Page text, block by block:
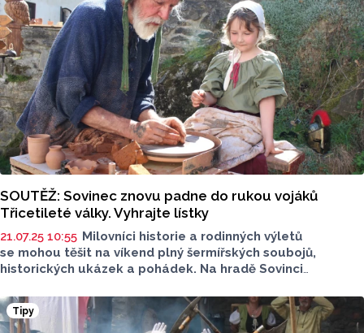
SOUTĚŽ: Sovinec znovu padne do rukou vojáků
Třicetileté války. Vyhrajte lístky
21.07.25 10:55 Milovníci historie a rodinných výletů
se mohou těšit na víkend plný šermířských soubojů,
historických ukázek a pohádek. Na hradě Sovinci
Sovinec, která tentokrát nese podtitul Za čest a krále.
Nyní můžete s Reportem vyhrát rodinné vstupné na akci.
Tipy